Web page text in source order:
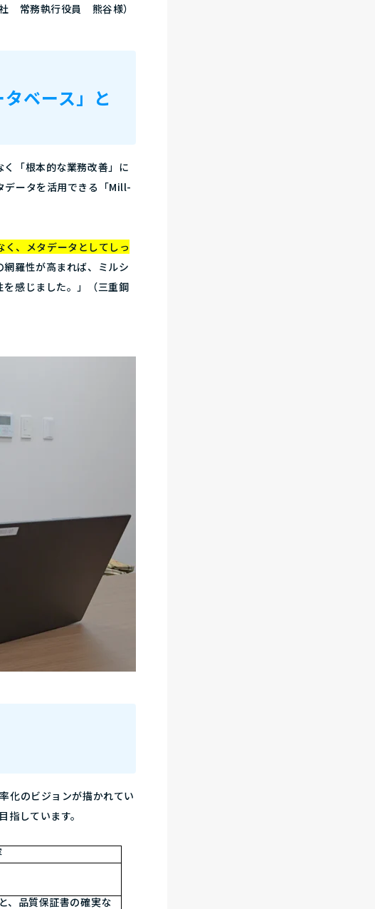
社 常務執行役員 熊谷様）
ベース」と
「根本的な業務改善」に
データを活用できる「Mill-
、メタデータとしてしっ
羅性が高まれば、ミルシ
感じました。」（三重鋼
化のビジョンが描かれてい
しています。
、品質保証書の確実な